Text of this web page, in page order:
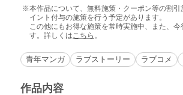
本作品について、無料施策・クーポン等の割引
イント付与の施策を行う予定があります。
この他にもお得な施策を常時実施中、また、
す。詳しくは こちら 。
青年マンガ ラブストーリー ラブコメ
作品内容